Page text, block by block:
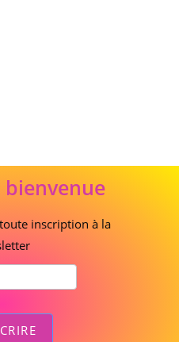
bienvenue
inscription à la